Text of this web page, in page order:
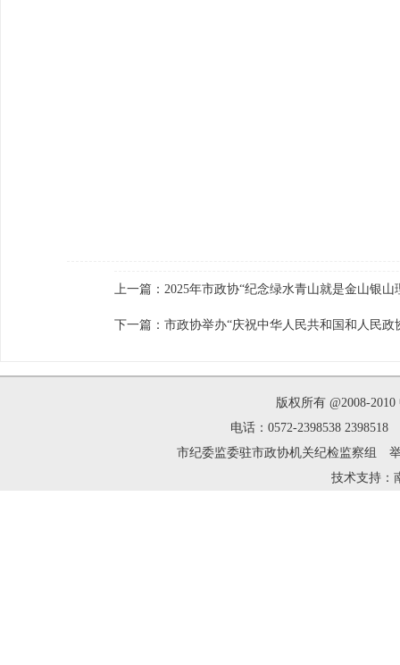
上一篇： 2025年市政协“纪念绿水青山就是金山银
下一篇： 市政协举办“庆祝中华人民共和国和人民政
版权所有 @2008-
电话：0572-2398538
市纪委监委驻市政协机关纪检监察组
技术支持：